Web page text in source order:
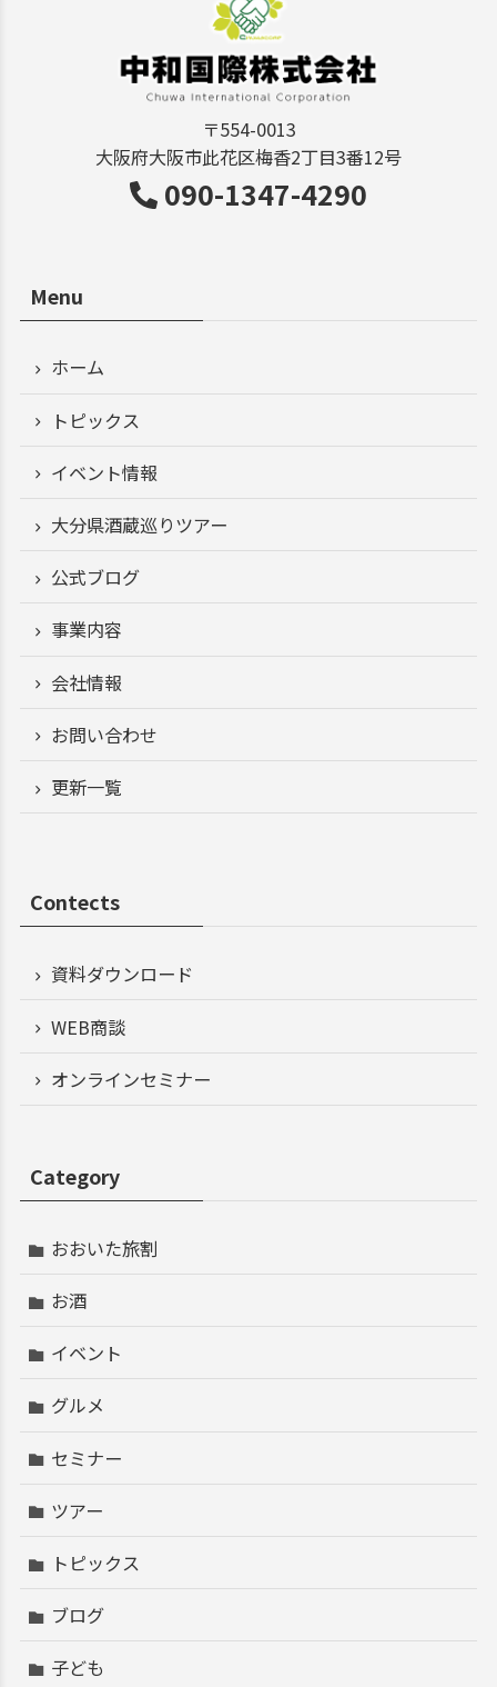
〒554-0013
大阪府大阪市此花区梅香2丁目3番12号
090-1347-4290
Menu
ホーム
トピックス
イベント情報
大分県酒蔵巡りツアー
公式ブログ
事業内容
会社情報
お問い合わせ
更新一覧
Contects
資料ダウンロード
WEB商談
オンラインセミナー
Category
おおいた旅割
お酒
イベント
グルメ
セミナー
ツアー
トピックス
ブログ
子ども